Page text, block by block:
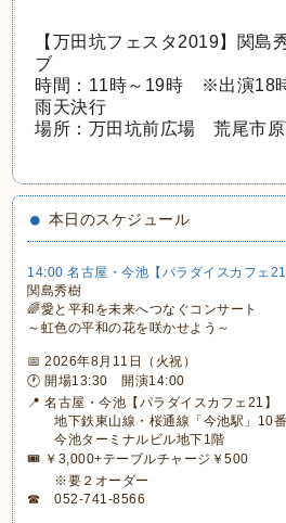
【万田坑フェスタ2019】関島
ブ
時間：11時～19時　※出演18
雨天決行
場所：万田坑前広場　荒尾市
本日のスケジュール
14:00 名古屋・今池【パラダイスカフェ21
関島秀樹
🌈愛と平和を未来へつなぐコンサート
～虹色の平和の花を咲かせよう～
📅 2026年8月11日（火祝）
🕐 開場13:30 開演14:00
📍 名古屋・今池【パラダイスカフェ21】
地下鉄東山線・桜通線「今池駅」10番
今池ターミナルビル地下1階
🎟 ￥3,000+テーブルチャージ￥500
※要２オーダー
☎ 052-741-8566